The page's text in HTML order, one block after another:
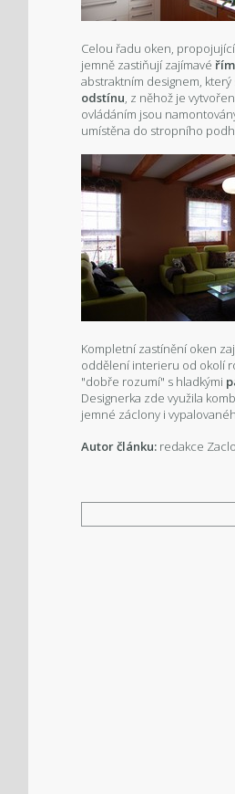
Celou řadu oken,
jemně zastiňují zajímavé
abstraktním designem,
odstínu, z něhož je
ovládáním jsou
umístěna do stropního
Kompletní zastínění oken
oddělení interieru od okolí
"dobře rozumí" s hladkými
Designerka zde využila
jemné záclony i
Autor článku: redakce